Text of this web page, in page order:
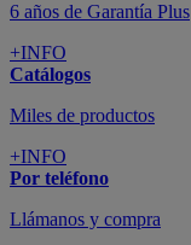
6 años de Garantía Plus
+INFO
Catálogos
Miles de productos
+INFO
Por teléfono
Llámanos y compra